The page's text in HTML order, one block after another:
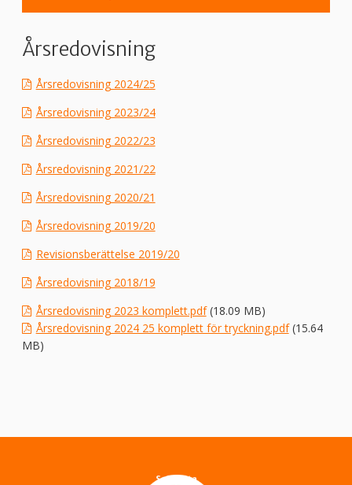
Årsredovisning
Årsredovisning 2024/25
Årsredovisning 2023/24
Årsredovisning 2022/23
Årsredovisning 2021/22
Årsredovisning 2020/21
Årsredovisning 2019/20
Revisionsberättelse 2019/20
Årsredovisning 2018/19
Årsredovisning 2023 komplett.pdf (18.09 MB)
Årsredovisning 2024 25 komplett för tryckning.pdf (15.64
MB)
Sajtkarta